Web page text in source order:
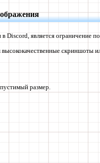
Discord, является ограничение
скриншоты
размер.